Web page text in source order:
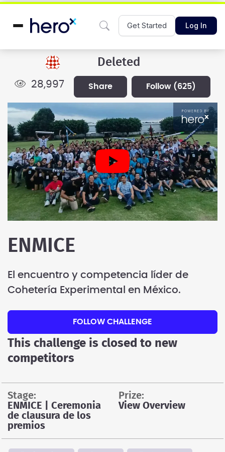
Get Started Log In
Deleted
28,997 share follow (625)
ENMICE
El encuentro y competencia líder de
Cohetería Experimental en México.
FOLLOW CHALLENGE
This challenge is closed to new
competitors
stage:
ENMICE | Ceremonia
de clausura de los
premios
prize:
View Overview